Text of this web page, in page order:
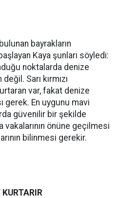
bayrakların
Kaya şunları söyledi:
noktalarda denize
Sarı kırmızı
var, fakat denize
gerek. En uygunu mavi
güvenilir bir şekilde
önüne geçilmesi
bilinmesi gerekir.